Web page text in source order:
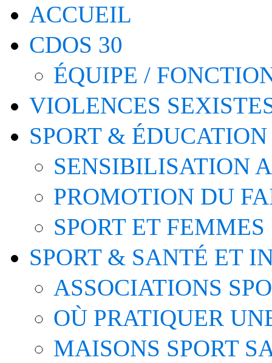
ACCUEIL
CDOS 30
ÉQUIPE /
VIOLENCES
SPORT &
SENSIBILISATION
PROMOTION DU
SPORT ET FEMMES
SPORT & SANTÉ ET
ASSOCIATIONS
OÙ PRATIQUER
MAISONS SPORT